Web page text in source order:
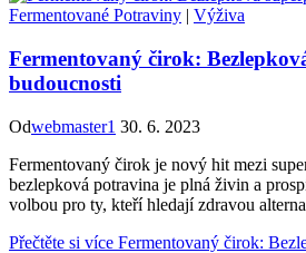
Fermentované Potraviny | Výživa
Fermentovaný čirok:
budoucnosti
Odwebmaster1 30. 6. 2023
Fermentovaný čirok je nový hit mezi
bezlepková potravina je plná živin a
volbou pro ty, kteří hledají zdravou
Přečtěte si více Fermentovaný čirok: